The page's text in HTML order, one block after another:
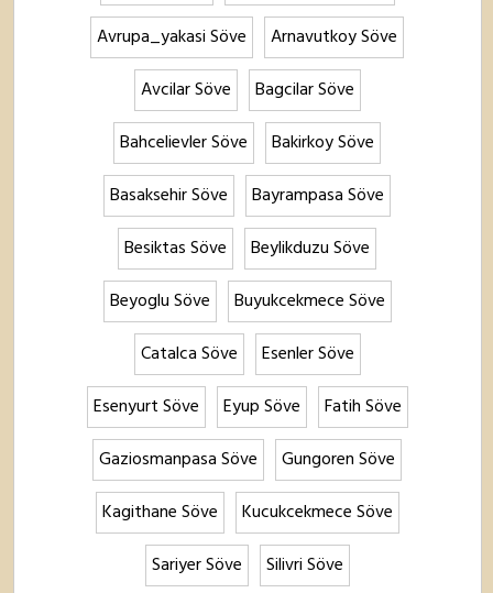
Avrupa_yakasi Söve
Arnavutkoy Söve
Avcilar Söve
Bagcilar Söve
Bahcelievler Söve
Bakirkoy Söve
Basaksehir Söve
Bayrampasa Söve
Besiktas Söve
Beylikduzu Söve
Beyoglu Söve
Buyukcekmece Söve
Catalca Söve
Esenler Söve
Esenyurt Söve
Eyup Söve
Fatih Söve
Gaziosmanpasa Söve
Gungoren Söve
Kagithane Söve
Kucukcekmece Söve
Sariyer Söve
Silivri Söve